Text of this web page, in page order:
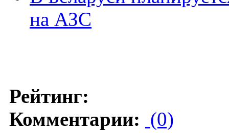
на АЗС
Рейтинг:
Комментарии: (0)